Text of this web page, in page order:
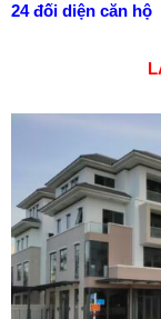
24 đối diện căn hộ